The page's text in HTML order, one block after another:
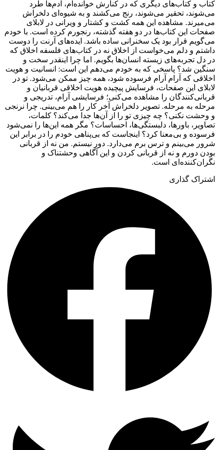
کتاب و کتاب‌های دیگری که در کنارش خوانده‌ام، آدم‌ها طرد
می‌شوند، تحقیر می‌شوند، رنج می‌کشند و به شیوه‌ای دلخراش
می‌میرند. مشاهده این همه کشت و کشتار و ویرانی در لابلای
صفحات این کتاب‌ها در دو هفته گذشته، رنجورم کرده است. با خودم
می‌گویم قرار بود یک سخنرانی ساده باشد. ایده‌های آرنت را دوست
داشتم و دلم می‌خواست از اخلاق نه در کتاب‌های فلسفه اخلاق که
در دل تجربه‌های زیسته انسان‌ها بگویم. اما چرا اینقدر سخت و
سنگین شد؟ پاسخی که به خودم می‌دهم این است: انسانیت و هویت
اخلاقی که آرام آرام فرسوده شود، همه چیز ممکن می‌شود. تو در
لابلای این صفحات، فرسایش پیچیده هویت اخلاقی قربانیان و
قربانی‌کنندگان را مشاهده می‌کنی؛ فرسایشی آرام، تدریجی و
مرحله به مرحله. تصویر دلخراش آخر کار را هم می‌بینی. چرا نرنجی
و وحشت نکنی؟ چه چیزی تو را از آن‌ها جدا می‌کند؟ کلمات،
تصاویر، باورها، دلبستگی‌ها، احساسات؟ مگر همه این‌ها را نمی‌شود
فرسوده و بی‌معنا کرد؟ اینجاست که بی‌پناهی خودم را در برابر این
شرور می‌بینم و ترس برم می‌دارد. دور نیستم. من نه از قربانی
بودن دورم و نه از قربانی کردن و این آگاهی وحشتناک و
نگران‌کننده‌ای است.
اشتراک گذاری